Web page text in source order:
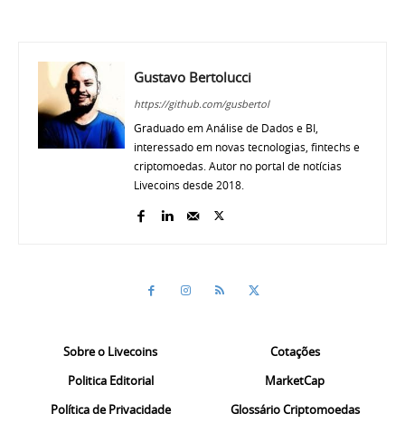
Gustavo Bertolucci
https://github.com/gusbertol
Graduado em Análise de Dados e BI,
interessado em novas tecnologias, fintechs e
criptomoedas. Autor no portal de notícias
Livecoins desde 2018.
Sobre o Livecoins
Politica Editorial
Política de Privacidade
Cotações
MarketCap
Glossário Criptomoedas